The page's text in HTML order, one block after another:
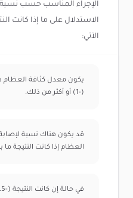
الإجراء المناسب حسب نسبة
الاستدلال على ما إذا كانت
الآتي:
يكون معدل كثافة العظام
(-1) أو أكثر من ذلك.
قد يكون هناك نسبة
العظام إذا كانت النتيجة ما
في حالة إن كانت النتيجة